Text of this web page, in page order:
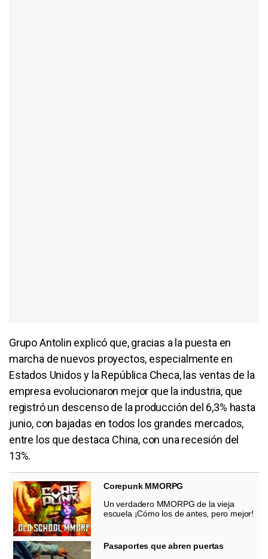
Grupo Antolin explicó que, gracias a la puesta en
marcha de nuevos proyectos, especialmente en
Estados Unidos y la República Checa, las ventas de la
empresa evolucionaron mejor que la industria, que
registró un descenso de la producción del 6,3% hasta
junio, con bajadas en todos los grandes mercados,
entre los que destaca China, con una recesión del
13%.
Corepunk MMORPG
Un verdadero MMORPG de la vieja
escuela ¡Cómo los de antes, pero mejor!
Pasaportes que abren puertas